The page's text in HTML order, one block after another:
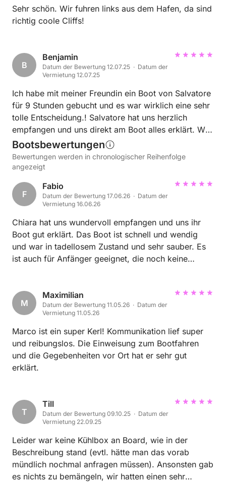
Sehr schön. Wir fuhren links aus dem Hafen, da sind
richtig coole Cliffs!
B
Benjamin
Datum der Bewertung 12.07.25 · Datum der
Vermietung 12.07.25
Ich habe mit meiner Freundin ein Boot von Salvatore
für 9 Stunden gebucht und es war wirklich eine sehr
tolle Entscheidung.! Salvatore hat uns herzlich
empfangen und uns direkt am Boot alles erklärt. Wir
konnten unser Handy mit dem Boot verbinden und
Musik hören, Salvatore hat uns auch ein paar kühle
Getränke in der Kühlbox vorbereitet. Es gab keinerlei
Boot über das Meer zu fahren. Wir haben sogar
Delfine vor unserem Boot gesehen was das Erlebnis
auch geschrieben als wir uns auf den Rückweg zur
Anlegestelle gemacht haben, wo er auch sehr schnell
geantwortet hat und uns sogar mit einem anderen
Boot abgefangen hat um uns sicher zur Anlegestelle
Salvatore und überlegt nicht lange nach und macht
das einfach !
Bootsbewertungen
Bewertungen werden in chronologischer Reihenfolge
angezeigt
F
Fabio
Datum der Bewertung 17.06.26 · Datum der
Vermietung 16.06.26
Chiara hat uns wundervoll empfangen und uns ihr
Boot gut erklärt. Das Boot ist schnell und wendig
und war in tadellosem Zustand und sehr sauber. Es
ist auch für Anfänger geeignet, die noch keine
dem Boot nach Favignana und Levanzo gefahren,
das ging schnell und einfach. Durch die Dusche am
Heck des Boots hat man bei Bedarf die Möglichkeit
sich nach dem Baden das Salz vom Körper zu
waschen auch das funktionierte einfach. Es war ein
toller Urlaubstag auf dem Boot. Sehr zu empfehlen!
M
Maximilian
Datum der Bewertung 11.05.26 · Datum der
Vermietung 11.05.26
Marco ist ein super Kerl! Kommunikation lief super
und reibungslos. Die Einweisung zum Bootfahren
und die Gegebenheiten vor Ort hat er sehr gut
erklärt.
T
Till
Datum der Bewertung 09.10.25 · Datum der
Vermietung 22.09.25
Leider war keine Kühlbox an Board, wie in der
Beschreibung stand (evtl. hätte man das vorab
mündlich nochmal anfragen müssen). Ansonsten gab
es nichts zu bemängeln, wir hatten einen sehr